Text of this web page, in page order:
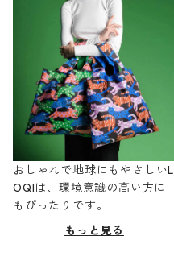
おしゃれで地球にもやさしいL
OQIは、環境意識の高い方に
もぴったりです。
もっと見る